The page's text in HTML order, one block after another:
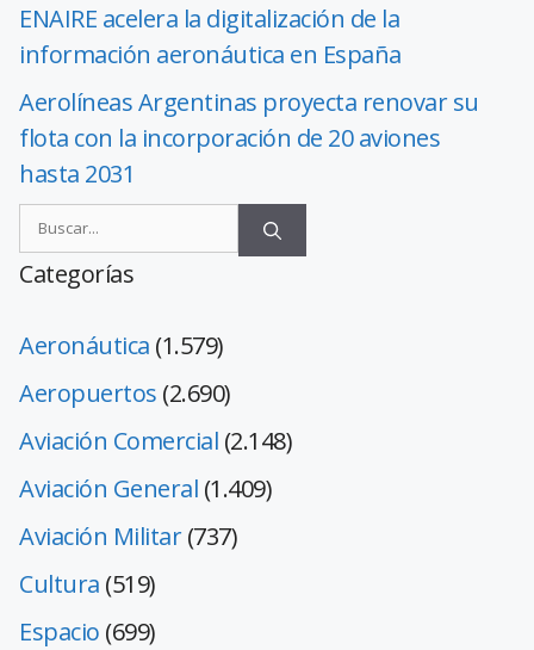
ENAIRE acelera la digitalización de la
información aeronáutica en España
Aerolíneas Argentinas proyecta renovar su
flota con la incorporación de 20 aviones
hasta 2031
Categorías
Aeronáutica (1.579)
Aeropuertos (2.690)
Aviación Comercial (2.148)
Aviación General (1.409)
Aviación Militar(737)
Cultura (519)
Espacio (699)